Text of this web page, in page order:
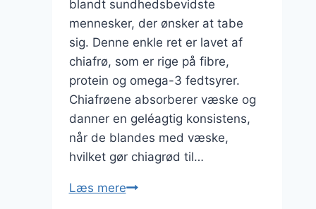
blandt sundhedsbevidste
mennesker, der ønsker at tabe
sig. Denne enkle ret er lavet af
chiafrø, som er rige på fibre,
protein og omega-3 fedtsyrer.
Chiafrøene absorberer væske og
danner en geléagtig konsistens,
når de blandes med væske,
hvilket gør chiagrød til…
Læs mereChiagrød